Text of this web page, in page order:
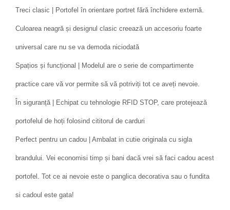
Treci clasic | Portofel în orientare portret fără închidere externă.
Culoarea neagră și designul clasic creează un accesoriu foarte
universal care nu se va demoda niciodată
Spațios și funcțional | Modelul are o serie de compartimente
practice care vă vor permite să vă potriviți tot ce aveți nevoie.
În siguranță | Echipat cu tehnologie RFID STOP, care protejează
portofelul de hoți folosind cititorul de carduri
Perfect pentru un cadou | Ambalat in cutie originala cu sigla
brandului. Vei economisi timp și bani dacă vrei să faci cadou acest
portofel. Tot ce ai nevoie este o panglica decorativa sau o fundita
si cadoul este gata!